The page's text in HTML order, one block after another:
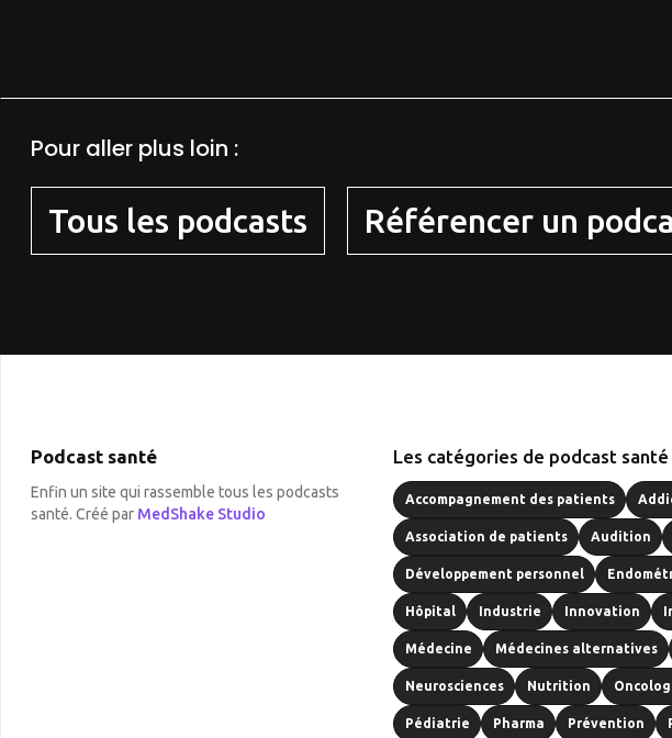
Pour aller plus loin :
Tous les podcasts Référencer un
Podcast santé
Enfin un site qui rassemble tous les podcasts
santé. Créé par MedShake Studio
Les catégories de podcast santé
Accompagnement des patients
Association de patients Audition
Développement personnel
Hôpital Industrie Innovation
Médecine Médecines alternatives
Neurosciences Nutrition
Pédiatrie Pharma Prévention